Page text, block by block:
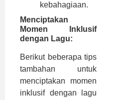
kebahagiaan.
Menciptakan
Momen Inklusif
dengan Lagu:
Berikut beberapa tips
tambahan untuk
menciptakan momen
inklusif dengan lagu